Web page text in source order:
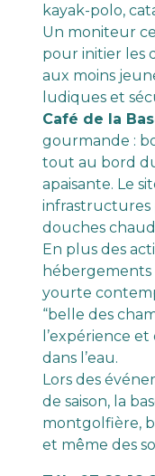
kayak-polo,
Un moniteur
pour initier les
aux moins
ludiques et
Café de la
gourmande :
tout au bord
apaisante. Le
infrastructures
douches
En plus des
hébergements
yourte
“belle des
l’expérience
dans l’eau.
Lors des
de saison, la
montgolfière,
et même des